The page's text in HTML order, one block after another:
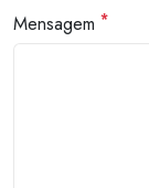
Mensagem *